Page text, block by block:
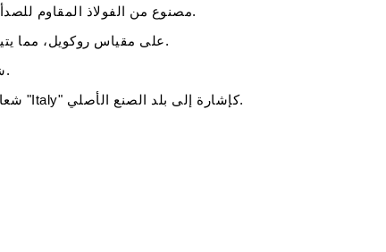
مصنوع من الفولاذ المقاوم للصدأ، مع تطشيب ساتان لاستخدام طويل الأمد ومظهر أنيق.
شفرات دقيقة مع صلابة 54-55 HRC على مقياس روكويل، مما يتيح لك قطعًا دقيقة.
شفرات مائلة لنتائج قطع مثالية مهما كان حجم السيجار.
شعار العلامة التجارية الأنيق مع رأس الثعلب المميز ونقش "Italy" كإشارة إلى بلد الصنع الأصلي.